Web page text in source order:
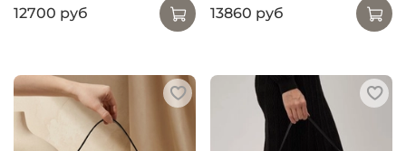
12700 руб
13860 руб